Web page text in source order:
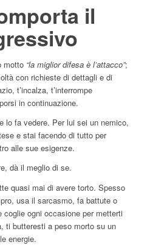
il
motto “la miglior difesa è l’attacco”;
con richieste di dettagli e di
t’incalza, t’interrompe
in continuazione.
lo fa vedere. Per lui sei un nemico,
e stai facendo di tutto per
alle sue esigenze.
dà il meglio di se.
quasi mai di avere torto. Spesso
usa il sarcasmo, fa battute o
ogni occasione per metterti
ti butteresti a peso morto su un
energie.